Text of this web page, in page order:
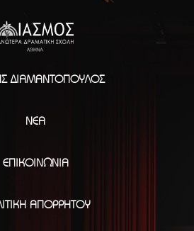
ΔΙΑΜΑΝΤΌΠΟΥΛΟΣ
ΝΈΑ
ΕΠΙΚΟΙΝΩΝΊΑ
ΑΠΟΡΡΉΤΟΥ